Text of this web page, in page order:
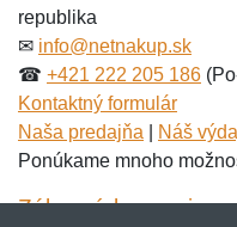
Meno:*
E-mail:
E-mail:*
Správa*
republika
✉ info@netnakup.sk
☎ +421 222 205 186
Kontaktný formulár
Naša predajňa
Náš
Ponúkame mnoho
Zákaznícky servis